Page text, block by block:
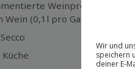
Weinprobe und 3-
(0,1l pro Gang)